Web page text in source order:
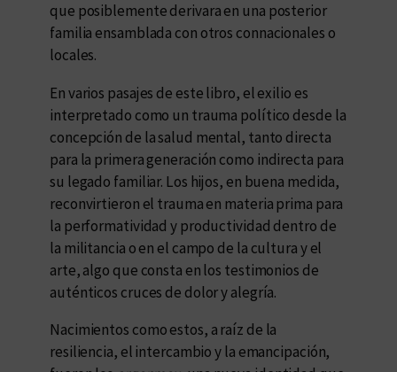
que posiblemente derivara en una posterior
familia ensamblada con otros connacionales o
locales.
En varios pasajes de este libro, el exilio es
interpretado como un trauma político desde la
concepción de la salud mental, tanto directa
para la primera generación como indirecta para
su legado familiar. Los hijos, en buena medida,
reconvirtieron el trauma en materia prima para
la performatividad y productividad dentro de
la militancia o en el campo de la cultura y el
arte, algo que consta en los testimonios de
auténticos cruces de dolor y alegría.
Nacimientos como estos, a raíz de la
resiliencia, el intercambio y la emancipación,